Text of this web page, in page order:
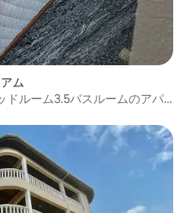
ム
ドルーム3.5バスルームのアパ